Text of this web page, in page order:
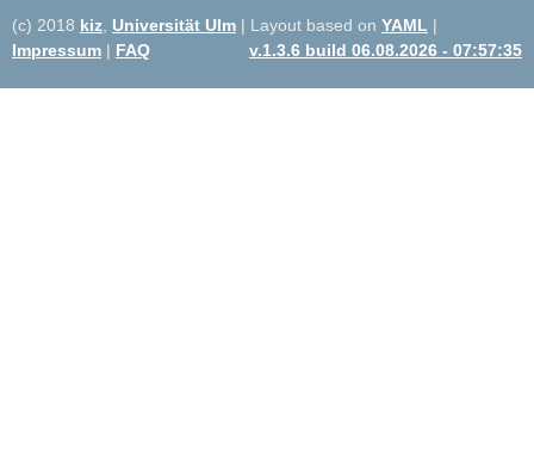
(c) 2018 kiz Universität Ulm | Layout based on YAML |
Impressum | FAQ v.1.3.6 build 06.08.2026 - 07:57:35